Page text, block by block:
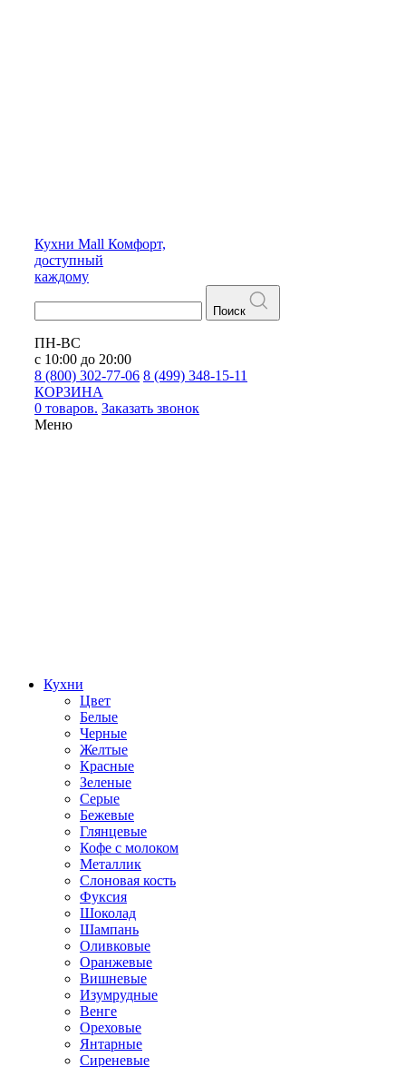
Кухни Mall Комфорт,
доступный
каждому
Поиск
ПН-ВС
с 10:00 до 20:00
8 (800) 302-77-06 8 (499) 348-15-11
КОРЗИНА
0 товаров. Заказать звонок
Меню
Кухни
Цвет
Белые
Черные
Желтые
Красные
Зеленые
Серые
Бежевые
Глянцевые
Кофе с молоком
Металлик
Слоновая кость
Фуксия
Шоколад
Шампань
Оливковые
Оранжевые
Вишневые
Изумрудные
Венге
Ореховые
Янтарные
Сиреневые